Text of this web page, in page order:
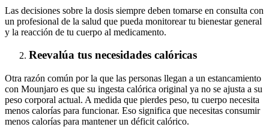
Las decisiones sobre la dosis siempre deben tomarse en consulta con
un profesional de la salud que pueda monitorear tu bienestar general
y la reacción de tu cuerpo al medicamento.
Reevalúa tus necesidades calóricas
Otra razón común por la que las personas llegan a un estancamiento
con Mounjaro es que su ingesta calórica original ya no se ajusta a su
peso corporal actual. A medida que pierdes peso, tu cuerpo necesita
menos calorías para funcionar. Eso significa que necesitas consumir
menos calorías para mantener un déficit calórico.